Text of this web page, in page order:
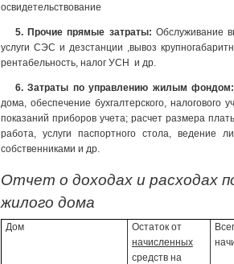
освидетельствование
5. Прочие прямые затраты: Обслуживание
услуги СЭС и дезстанции ,вывоз
рентабельность, налог УСН и др.
6. Затраты по управлению жилым фондом:
дома, обеспечение бухгалтерского,
показаний приборов учета; расчет размера
работа, услуги паспортного стола, ведение
собственниками и др.
Отчет о доходах и расходах
жилого дома
Дом
Остаток от
начисленных
средств на